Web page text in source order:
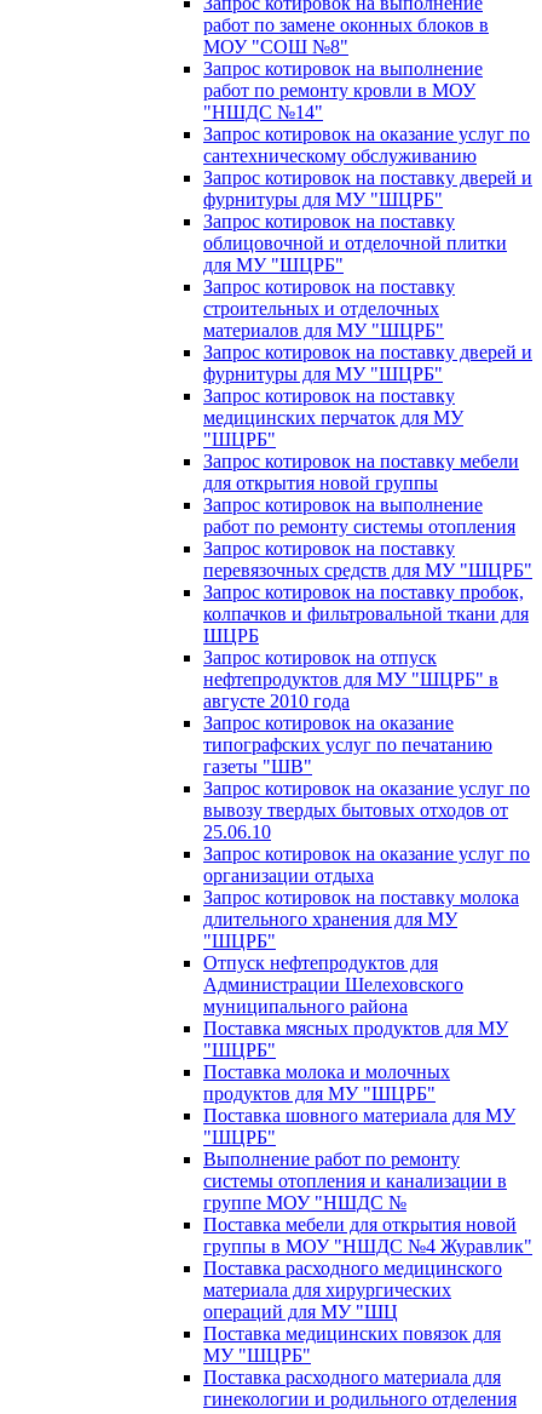
работ по замене оконных блоков в
МОУ "СОШ №8"
Запрос котировок на выполнение
работ по ремонту кровли в МОУ
"НШДС №14"
Запрос котировок на оказание услуг по
сантехническому обслуживанию
Запрос котировок на поставку дверей и
фурнитуры для МУ "ШЦРБ"
Запрос котировок на поставку
облицовочной и отделочной плитки
для МУ "ШЦРБ"
Запрос котировок на поставку
строительных и отделочных
материалов для МУ "ШЦРБ"
Запрос котировок на поставку дверей и
фурнитуры для МУ "ШЦРБ"
Запрос котировок на поставку
медицинских перчаток для МУ
"ШЦРБ"
Запрос котировок на поставку мебели
для открытия новой группы
Запрос котировок на выполнение
работ по ремонту системы отопления
Запрос котировок на поставку
перевязочных средств для МУ "ШЦРБ"
Запрос котировок на поставку пробок,
колпачков и фильтровальной ткани для
ШЦРБ
Запрос котировок на отпуск
нефтепродуктов для МУ "ШЦРБ" в
августе 2010 года
Запрос котировок на оказание
типографских услуг по печатанию
газеты "ШВ"
Запрос котировок на оказание услуг по
вывозу твердых бытовых отходов от
25.06.10
Запрос котировок на оказание услуг по
организации отдыха
Запрос котировок на поставку молока
длительного хранения для МУ
"ШЦРБ"
Отпуск нефтепродуктов для
Администрации Шелеховского
муниципального района
Поставка мясных продуктов для МУ
"ШЦРБ"
Поставка молока и молочных
продуктов для МУ "ШЦРБ"
Поставка шовного материала для МУ
"ШЦРБ"
Выполнение работ по ремонту
системы отопления и канализации в
группе МОУ "НШДС №
Поставка мебели для открытия новой
группы в МОУ "НШДС №4 Журавлик"
Поставка расходного медицинского
материала для хирургических
операций для МУ "ШЦ
Поставка медицинских повязок для
МУ "ШЦРБ"
Поставка расходного материала для
гинекологии и родильного отделения